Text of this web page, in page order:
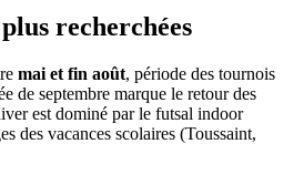
recherchées
mai et fin août, période des tournois
de septembre marque le retour des
est dominé par le futsal indoor
des vacances scolaires (Toussaint,